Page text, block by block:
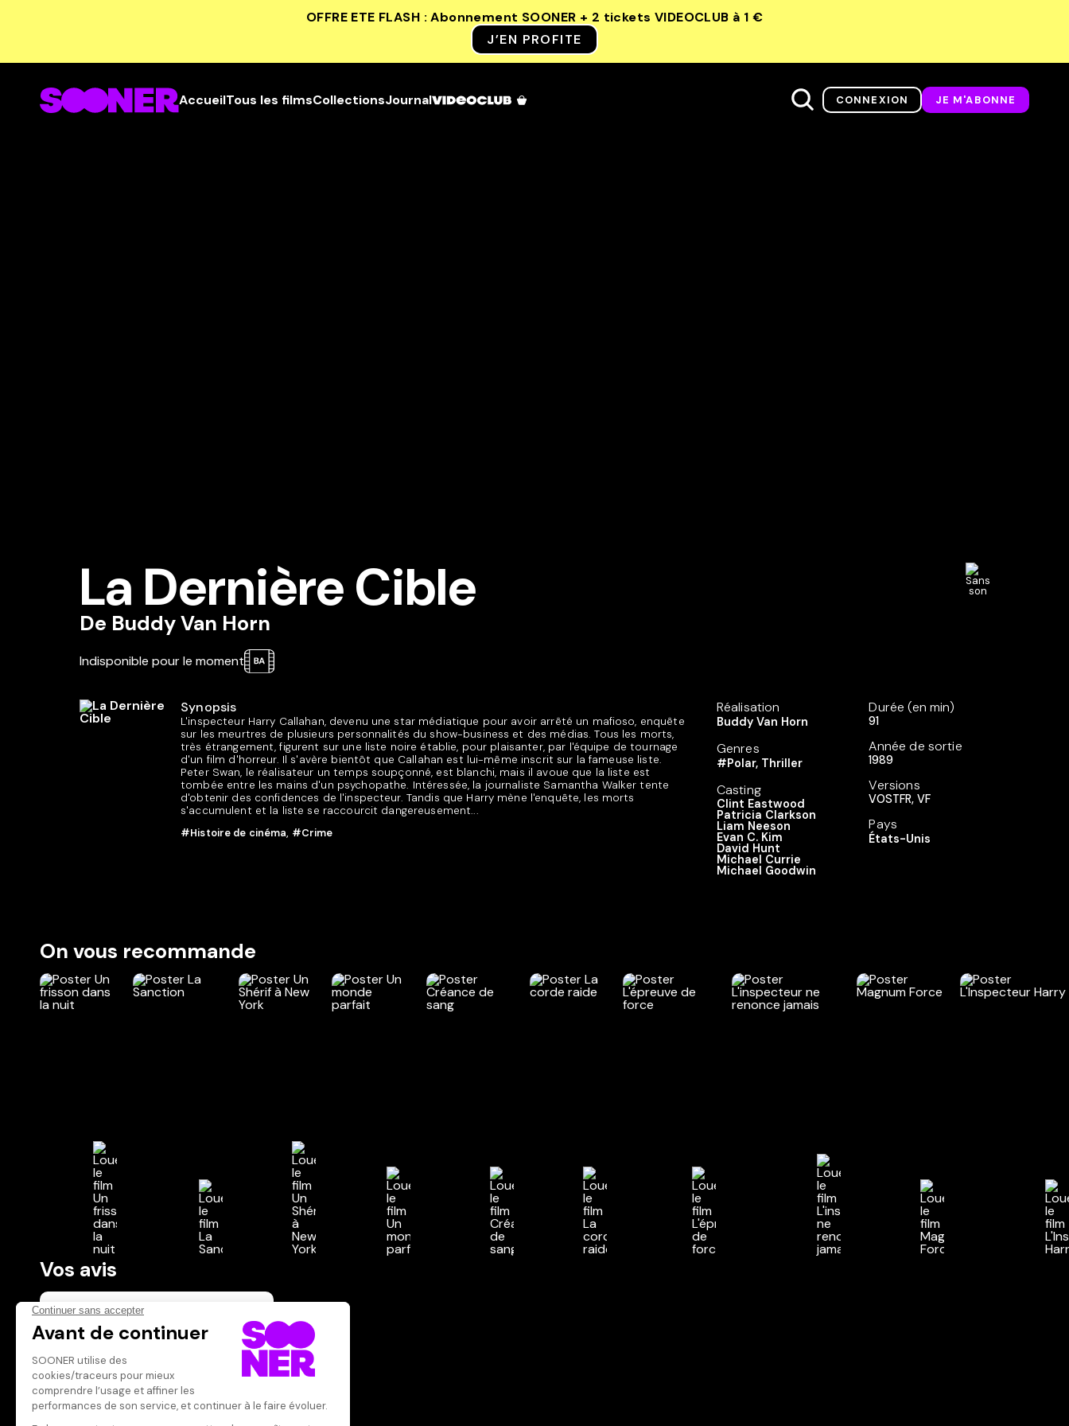
OFFRE ETE FLASH : Abonnement SOONER + 2 tickets VIDEOCLUB à 1 €
J’EN PROFITE
AccueilTous les filmsCollectionsJournal CONNEXION JE M'ABONNE
La Dernière Cible
De Buddy Van Horn
Indisponible pour le moment
Synopsis
L'inspecteur Harry Callahan, devenu une star médiatique pour avoir arrêté un mafioso, enquête
sur les meurtres de plusieurs personnalités du show-business et des médias. Tous les morts,
très étrangement, figurent sur une liste noire établie, pour plaisanter, par l'équipe de tournage
d'un film d'horreur. Il s'avère bientôt que Callahan est lui-même inscrit sur la fameuse liste.
Peter Swan, le réalisateur un temps soupçonné, est blanchi, mais il avoue que la liste est
tombée entre les mains d'un psychopathe. Intéressée, la journaliste Samantha Walker tente
d'obtenir des confidences de l'inspecteur. Tandis que Harry mène l'enquête, les morts
s'accumulent et la liste se raccourcit dangereusement...
#Histoire de cinéma, #Crime
Réalisation
Buddy Van Horn
Genres
#Polar, Thriller
Casting
Clint Eastwood
Patricia Clarkson
Liam Neeson
Evan C. Kim
David Hunt
Michael Currie
Michael Goodwin
Durée (en min)
91
Année de sortie
1989
Versions
VOSTFR, VF
Pays
États-Unis
On vous recommande
Vos avis
Donnez votre avis
Votre note
Votre commentaire
Il faut vous connecter pour
publier un avis